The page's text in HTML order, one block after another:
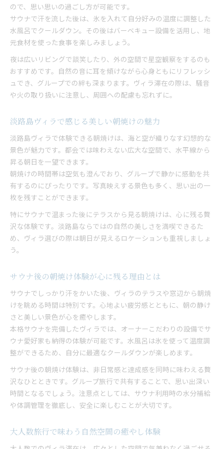
ので、思い思いの過ごし方が可能です。
サウナで汗を流した後は、氷を入れて自分好みの温度に調整した
水風呂でクールダウン。その後はバーベキュー設備を活用し、地
元食材を使った食事を楽しみましょう。
夜は広いリビングで談笑したり、外の空間で星空観察をするのも
おすすめです。自然の音に耳を傾けながら心身ともにリフレッシ
ュでき、グループでの絆も深まります。ヴィラ滞在の際は、騒音
や火の取り扱いに注意し、周囲への配慮も忘れずに。
淡路島ヴィラで感じる美しい朝焼けの魅力
淡路島ヴィラで体験できる朝焼けは、海と空が織りなす幻想的な
景色が魅力です。都会では味わえない広大な空間で、水平線から
昇る朝日を一望できます。
朝焼けの時間帯は空気も澄んでおり、グループで静かに感動を共
有するのにぴったりです。写真映えする景色も多く、思い出の一
枚を残すことができます。
特にサウナで温まった後にテラスから見る朝焼けは、心に残る贅
沢な体験です。淡路島ならではの自然の美しさを満喫できるた
め、ヴィラ選びの際は朝日が見えるロケーションも重視しましょ
う。
サウナ後の朝焼け体験が心に残る理由とは
サウナでしっかり汗をかいた後、ヴィラのテラスや窓辺から朝焼
けを眺める時間は特別です。心地よい疲労感とともに、朝の静け
さと美しい景色が心を癒やします。
本格サウナを完備したヴィラでは、オーナーこだわりの設備でサ
ウナ愛好家も納得の体験が可能です。水風呂は氷を使って温度調
整ができるため、自分に最適なクールダウンが楽しめます。
サウナ後の朝焼け体験は、非日常感と達成感を同時に味わえる贅
沢なひとときです。グループ旅行で共有することで、思い出深い
時間となるでしょう。注意点としては、サウナ利用時の水分補給
や体調管理を徹底し、安全に楽しむことが大切です。
大人数旅行で味わう自然空間の癒やし体験